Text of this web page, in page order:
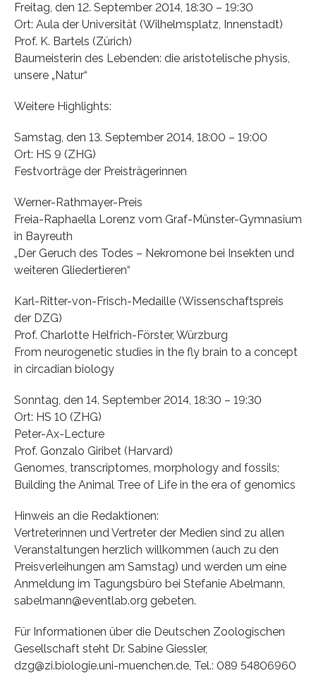
Freitag, den 12. September 2014, 18:30 – 19:30
Ort: Aula der Universität (Wilhelmsplatz, Innenstadt)
Prof. K. Bartels (Zürich)
Baumeisterin des Lebenden: die aristotelische physis,
unsere „Natur“
Weitere Highlights:
Samstag, den 13. September 2014, 18:00 – 19:00
Ort: HS 9 (ZHG)
Festvorträge der Preisträgerinnen
Werner-Rathmayer-Preis
Freia-Raphaella Lorenz vom Graf-Münster-Gymnasium
in Bayreuth
„Der Geruch des Todes – Nekromone bei Insekten und
weiteren Gliedertieren“
Karl-Ritter-von-Frisch-Medaille (Wissenschaftspreis
der DZG)
Prof. Charlotte Helfrich-Förster, Würzburg
From neurogenetic studies in the fly brain to a concept
in circadian biology
Sonntag, den 14. September 2014, 18:30 – 19:30
Ort: HS 10 (ZHG)
Peter-Ax-Lecture
Prof. Gonzalo Giribet (Harvard)
Genomes, transcriptomes, morphology and fossils;
Building the Animal Tree of Life in the era of genomics
Hinweis an die Redaktionen:
Vertreterinnen und Vertreter der Medien sind zu allen
Veranstaltungen herzlich willkommen (auch zu den
Preisverleihungen am Samstag) und werden um eine
Anmeldung im Tagungsbüro bei Stefanie Abelmann,
sabelmann@eventlab.org gebeten.
Für Informationen über die Deutschen Zoologischen
Gesellschaft steht Dr. Sabine Giessler,
dzg@zi.biologie.uni-muenchen.de, Tel.: 089 54806960